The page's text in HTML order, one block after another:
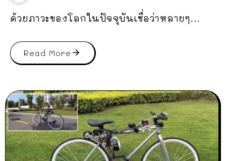
ด้วยภาวะของโลกในปัจจุบันเชื่อว่าหลายๆ...
Read More